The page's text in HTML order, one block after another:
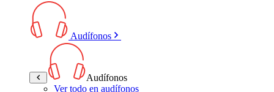
Audífonos
Audífonos
Ver todo en audífonos